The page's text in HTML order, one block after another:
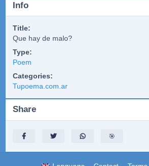
Info
Title:
Que hay de malo?
Type:
Poem
Categories:
Tupoema.com.ar
Share
🎯